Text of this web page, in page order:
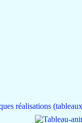
réalisations